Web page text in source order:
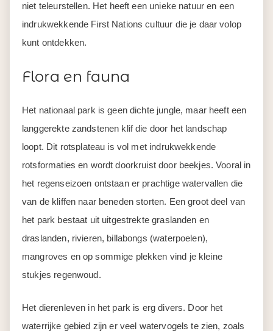
niet teleurstellen. Het heeft een unieke natuur en een
indrukwekkende First Nations cultuur die je daar volop
kunt ontdekken.
Flora en fauna
Het nationaal park is geen dichte jungle, maar heeft een
langgerekte zandstenen klif die door het landschap
loopt. Dit rotsplateau is vol met indrukwekkende
rotsformaties en wordt doorkruist door beekjes. Vooral in
het regenseizoen ontstaan er prachtige watervallen die
van de kliffen naar beneden storten. Een groot deel van
het park bestaat uit uitgestrekte graslanden en
draslanden, rivieren, billabongs (waterpoelen),
mangroves en op sommige plekken vind je kleine
stukjes regenwoud.
Het dierenleven in het park is erg divers. Door het
waterrijke gebied zijn er veel watervogels te zien, zoals